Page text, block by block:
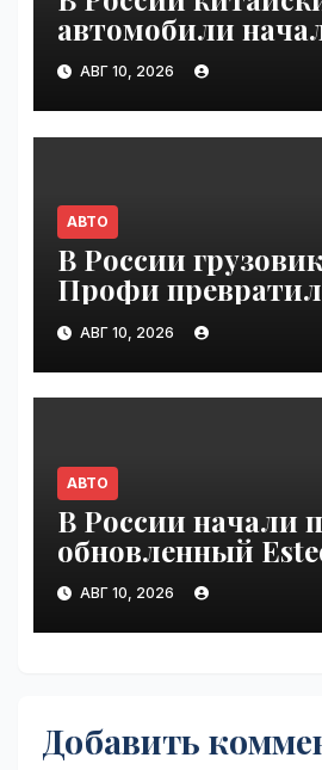
автомобили
ломаться из-за
Евро-2 | VseTime.ru
АВГ 10, 2026
АВТО
В России
Профи
VseTime.ru
АВГ 10, 2026
АВТО
В России начали
обновленный
ET за 7 млн рублей |
VseTime.ru
АВГ 10, 2026
Добавить